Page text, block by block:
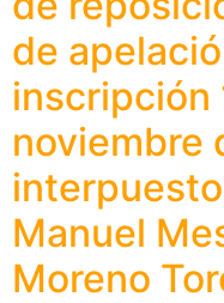
de
inscripción
noviembre
Manuel
Moreno